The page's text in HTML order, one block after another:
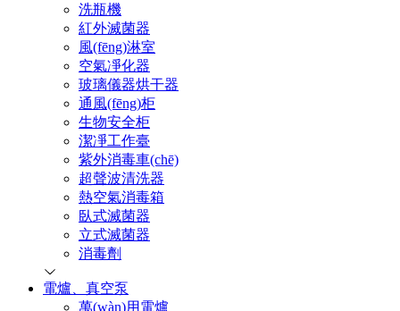
洗瓶機
紅外滅菌器
風(fēng)淋室
空氣凈化器
玻璃儀器烘干器
通風(fēng)柜
生物安全柜
潔凈工作臺
紫外消毒車(chē)
超聲波清洗器
熱空氣消毒箱
臥式滅菌器
立式滅菌器
消毒劑
電爐、真空泵
萬(wàn)用電爐